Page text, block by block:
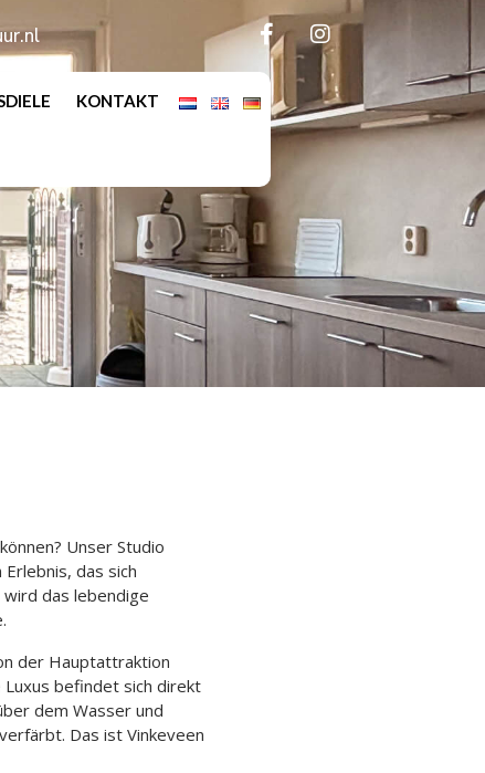
KONTAKT
Unser Studio
das sich
das lebendige
der Hauptattraktion
Luxus befindet sich direkt
dem Wasser und
Das ist Vinkeveen